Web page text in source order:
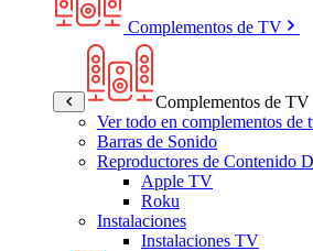
Complementos de TV
Complementos de TV
Ver todo en complementos de
Barras de Sonido
Reproductores de Contenido
Apple TV
Roku
Instalaciones
Instalaciones TV